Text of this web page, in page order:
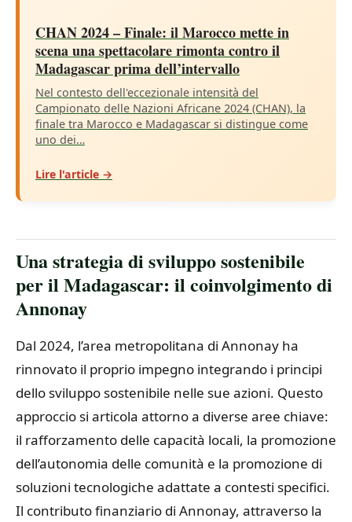
CHAN 2024 – Finale: il Marocco mette in
scena una spettacolare rimonta contro il
Madagascar prima dell’intervallo
Nel contesto dell'eccezionale intensità del
Campionato delle Nazioni Africane 2024 (CHAN), la
finale tra Marocco e Madagascar si distingue come
uno dei…
Lire l'article →
Una strategia di sviluppo sostenibile
per il Madagascar: il coinvolgimento di
Annonay
Dal 2024, l’area metropolitana di Annonay ha
rinnovato il proprio impegno integrando i principi
dello sviluppo sostenibile nelle sue azioni. Questo
approccio si articola attorno a diverse aree chiave:
il rafforzamento delle capacità locali, la promozione
dell’autonomia delle comunità e la promozione di
soluzioni tecnologiche adattate a contesti specifici.
Il contributo finanziario di Annonay, attraverso la